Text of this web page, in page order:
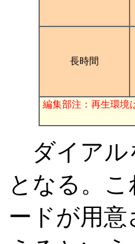
長時間
編集部注：再生環境
ダイアル
となる。
ードが用